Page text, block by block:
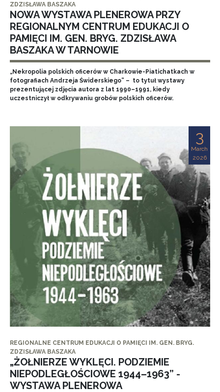
ZDZISŁAWA BASZAKA
NOWA WYSTAWA PLENEROWA PRZY
REGIONALNYM CENTRUM EDUKACJI O
PAMIĘCI IM. GEN. BRYG. ZDZISŁAWA
BASZAKA W TARNOWIE
„Nekropolia polskich oficerów w Charkowie-Piatichatkach w
fotografiach Andrzeja Świderskiego” – to tytuł wystawy
prezentującej zdjęcia autora z lat 1990–1991, kiedy
uczestniczył w odkrywaniu grobów polskich oficerów.
3
March
2026
REGIONALNE CENTRUM EDUKACJI O PAMIĘCI IM. GEN. BRYG.
ZDZISŁAWA BASZAKA
„ŻOŁNIERZE WYKLĘCI. PODZIEMIE
NIEPODLEGŁOŚCIOWE 1944–1963” -
WYSTAWA PLENEROWA